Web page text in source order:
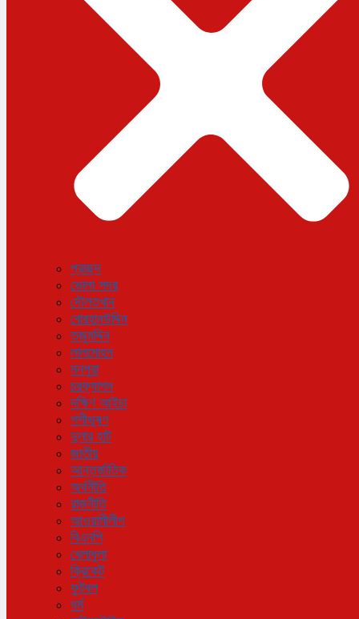
প্রচ্ছদ
ভোলা সদর
দৌলতখান
বোরহানউদ্দিন
তজুমদ্দিন
লালমোহন
মনপুরা
চরফ্যাশন
দক্ষিণ আইচা
শশীভূষণ
দুলার হাট
জাতীয়
আন্তর্জাতিক
অর্থনীতি
রাজনীতি
আওয়ামীলীগ
বিএনপি
খেলাধুলা
ক্রিকেট
ফুটবল
ধর্ম